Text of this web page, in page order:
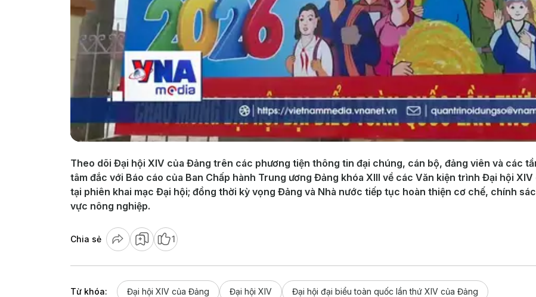
Video
Theo dõi Đại hội XIV của Đảng trên các phương tiện thông tin đại chúng, cán bộ, đảng viên và các
tâm đắc với Báo cáo của Ban Chấp hành Trung ương Đảng khóa XIII về các Văn kiện trình Đại hội
tại phiên khai mạc Đại hội; đồng thời kỳ vọng Đảng và Nhà nước tiếp tục hoàn thiện cơ chế, chính
vực nông nghiệp.
Chia sẻ 1
Từ khóa: Đại hội XIV của Đảng Đại hội XIV Đại hội đại biểu toàn quốc lần thứ XIV của Đảng